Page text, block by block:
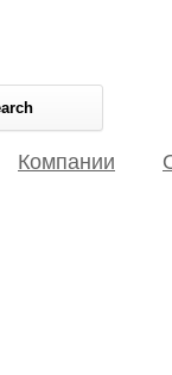
Компании